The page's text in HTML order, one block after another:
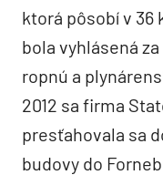
ktorá pôsobí v 36
bola vyhlásená
ropnú a
2012 sa firma
presťahovala sa
budovy do